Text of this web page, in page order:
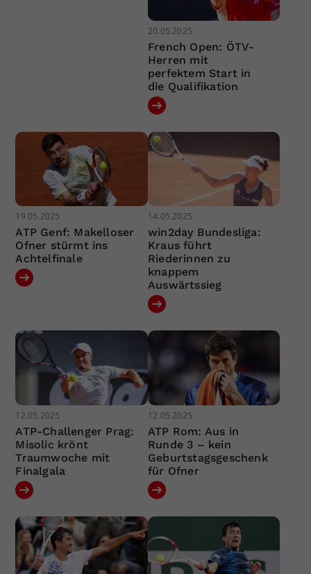
20.05.2025
French Open: ÖTV-
Herren mit
perfektem Start in
die Qualifikation
19.05.2025
ATP Genf: Makelloser
Ofner stürmt ins
Achtelfinale
14.05.2025
win2day Bundesliga:
Kraus führt
Riederinnen zu
knappem
Auswärtssieg
12.05.2025
ATP-Challenger Prag:
Misolic krönt
Traumwoche mit
Finalgala
12.05.2025
ATP Rom: Aus in
Runde 3 – kein
Geburtstagsgeschenk
für Ofner